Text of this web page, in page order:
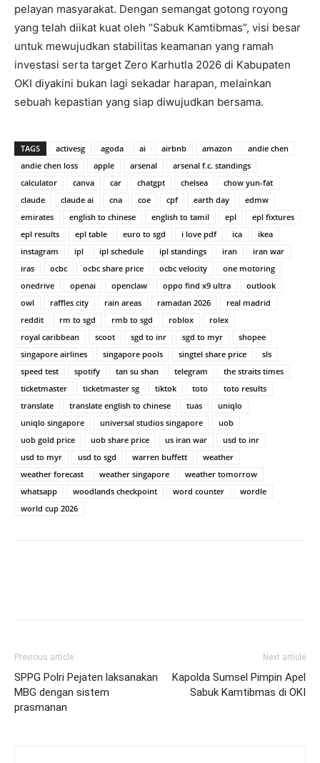
pelayan masyarakat. Dengan semangat gotong royong
yang telah diikat kuat oleh “Sabuk Kamtibmas”, visi besar
untuk mewujudkan stabilitas keamanan yang ramah
investasi serta target Zero Karhutla 2026 di Kabupaten
OKI diyakini bukan lagi sekadar harapan, melainkan
sebuah kepastian yang siap diwujudkan bersama.
TAGS activesg agoda ai airbnb amazon
andie chen
andie chen loss
apple arsenal
arsenal f.c. standings
calculator
canva car chatgpt chelsea
chow yun-fat
claude
claude ai cna coe cpf earth day
edmw
emirates
english to chinese english to tamil epl
epl fixtures
epl results
epl table euro to sgd i love pdf ica
ikea
instagram
ipl ipl schedule ipl standings iran
iran war
iras
ocbc ocbc share price ocbc velocity
one motoring
onedrive
openai openclaw oppo find x9 ultra
outlook
owl
raffles city rain areas ramadan 2026
real madrid
reddit
rm to sgd rmb to sgd roblox
rolex
royal caribbean
scoot sgd to inr sgd to myr
shopee
singapore airlines
singapore pools singtel share price
sls
speed test
spotify tan su shan telegram
the straits times
ticketmaster
ticketmaster sg tiktok toto
toto results
translate
translate english to chinese tuas
uniqlo
uniqlo singapore
universal studios singapore
uob
uob gold price
uob share price us iran war
usd to inr
usd to myr
usd to sgd warren buffett
weather
weather forecast
weather singapore
weather tomorrow
whatsapp
woodlands checkpoint word counter
wordle
world cup 2026
Previous article
SPPG Polri Pejaten laksanakan
MBG dengan sistem
prasmanan
Next article
Kapolda Sumsel Pimpin Apel
Sabuk Kamtibmas di OKI